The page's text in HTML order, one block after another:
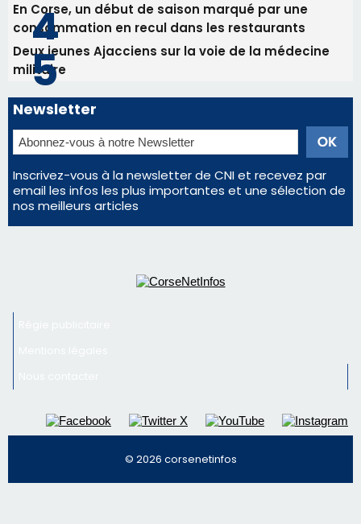
En Corse, un début de saison marqué par une
consommation en recul dans les restaurants
Deux jeunes Ajacciens sur la voie de la médecine
militaire
Newsletter
Inscrivez-vous à la newsletter de CNI et recevez par
email les infos les plus importantes et une sélection de
nos meilleurs articles
© 2026 corsenetinfos